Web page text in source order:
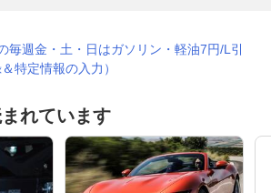
毎週金・土・日はガソリン・軽油7円/L引
特定情報の入力）
れています